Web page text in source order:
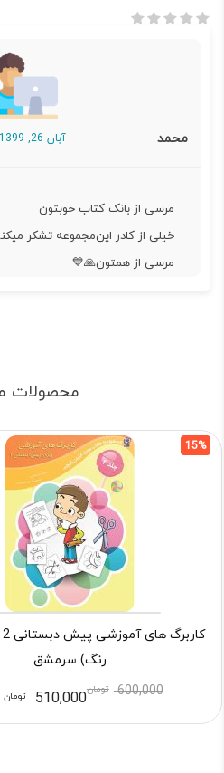
محمد آبان 26, 1399
مرسی از بانک کتاب خوبتون
خیلی از کادر این‌مجموعه تشکر
مرسی از همتون🙏💙
محصولات
15%
رنگ) سرمشق
600,000 تومان510,000 تومان